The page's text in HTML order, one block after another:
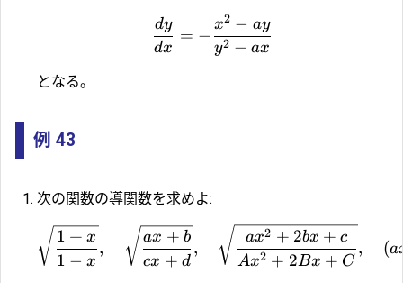
dx
dy
= −
y2 − ax
x2 − ay
となる。
例 43
次の関数の導関数を求めよ:
1 − x
1 + x
,
cx + d
ax + b
,
Ax2 + 2Bx + C
ax2 + 2bx + c
, (a